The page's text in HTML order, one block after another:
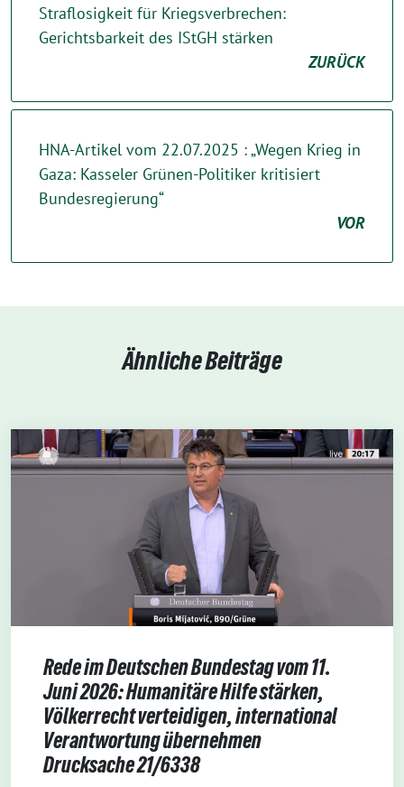
Straflosigkeit für Kriegsverbrechen:
Gerichtsbarkeit des IStGH stärken
ZURÜCK
HNA-Artikel vom 22.07.2025 : „Wegen Krieg in
Gaza: Kasseler Grünen-Politiker kritisiert
Bundesregierung“
VOR
Ähnliche Beiträge
Rede im Deutschen Bundestag vom 11.
Juni 2026: Humanitäre Hilfe stärken,
Völkerrecht verteidigen, international
Verantwortung übernehmen
Drucksache 21/6338